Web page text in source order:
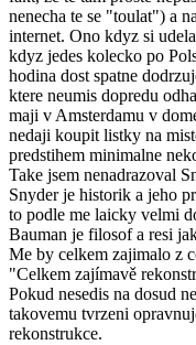
nenecha te se "toulat") a
internet. Ono kdyz si
kdyz jedes kolecko po
hodina dost spatne
ktere neumis dopredu
maji v Amsterdamu v
nedaji koupit listky na
predstihem minimalne
Take jsem nenadrazoval
Snyder je historik a jeho
to podle me laicky velmi
Bauman je filosof a resi
Me by celkem zajimalo z
"Celkem zajímavě
Pokud nesedis na dosud
takovemu tvrzeni
rekonstrukce.